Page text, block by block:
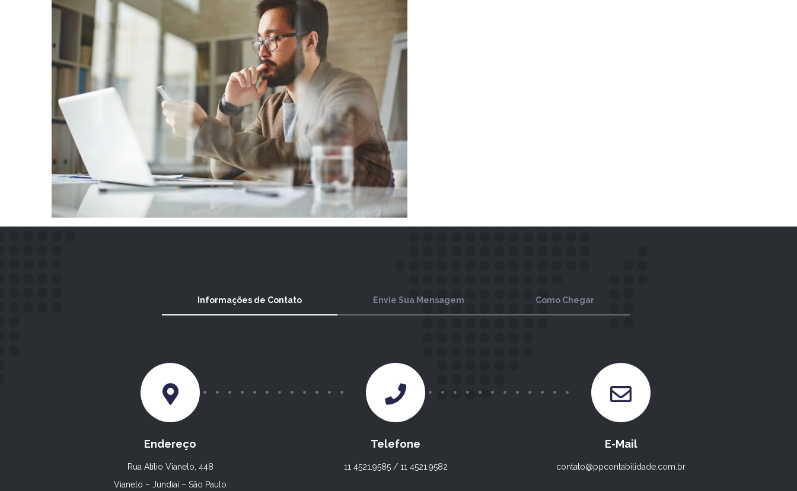
Informações de Contato Envie Sua Mensagem Como Chegar
Endereço
Rua Atílio Vianelo, 448
Vianelo – Jundiaí – São Paulo
Telefone
11 4521.9585 / 11 4521.9582
E-Mail
contato@ppcontabilidade.com.br